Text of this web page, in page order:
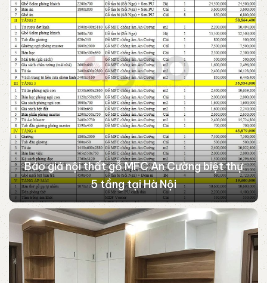
Báo giá nội thất gỗ MFC An Cường biệt thự
5 tầng tại Hà Nội